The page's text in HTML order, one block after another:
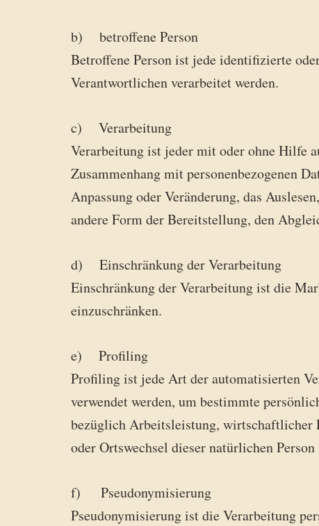
b) betroffene Person
Betroffene Person ist jede identifizierte
Verantwortlichen verarbeitet werden.
c) Verarbeitung
Verarbeitung ist jeder mit oder ohne Hilfe
Zusammenhang mit personenbezogenen
Anpassung oder Veränderung, das
andere Form der Bereitstellung, den
d) Einschränkung der Verarbeitung
Einschränkung der Verarbeitung ist die
einzuschränken.
e) Profiling
Profiling ist jede Art der automatisierten
verwendet werden, um bestimmte
bezüglich Arbeitsleistung, wirtschaftlicher
oder Ortswechsel dieser natürlichen
f) Pseudonymisierung
Pseudonymisierung ist die Verarbeitung